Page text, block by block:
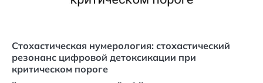
Стохастическая нумерология: стохастический
резонанс цифровой детоксикации при
критическом пороге